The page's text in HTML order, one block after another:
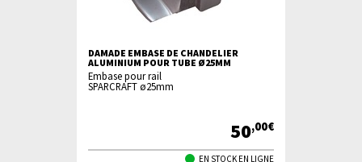
DAMADE EMBASE DE CHANDELIER
ALUMINIUM POUR TUBE Ø25MM
Embase pour rail
SPARCRAFT ø25mm
50,00€
EN STOCK EN LIGNE